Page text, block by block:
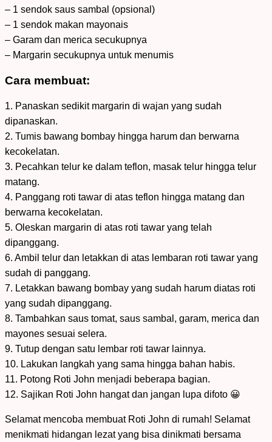
– 1 sendok saus sambal (opsional)
– 1 sendok makan mayonais
– Garam dan merica secukupnya
– Margarin secukupnya untuk menumis
Cara membuat:
1. Panaskan sedikit margarin di wajan yang sudah
dipanaskan.
2. Tumis bawang bombay hingga harum dan berwarna
kecokelatan.
3. Pecahkan telur ke dalam teflon, masak telur hingga telur
matang.
4. Panggang roti tawar di atas teflon hingga matang dan
berwarna kecokelatan.
5. Oleskan margarin di atas roti tawar yang telah
dipanggang.
6. Ambil telur dan letakkan di atas lembaran roti tawar yang
sudah di panggang.
7. Letakkan bawang bombay yang sudah harum diatas roti
yang sudah dipanggang.
8. Tambahkan saus tomat, saus sambal, garam, merica dan
mayones sesuai selera.
9. Tutup dengan satu lembar roti tawar lainnya.
10. Lakukan langkah yang sama hingga bahan habis.
11. Potong Roti John menjadi beberapa bagian.
12. Sajikan Roti John hangat dan jangan lupa difoto 😀
Selamat mencoba membuat Roti John di rumah! Selamat
menikmati hidangan lezat yang bisa dinikmati bersama